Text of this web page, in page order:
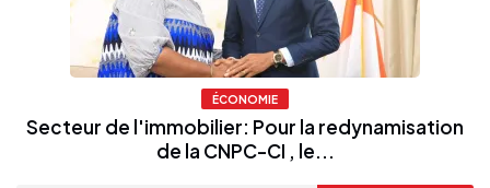
ÉCONOMIE
Secteur de l'immobilier: Pour la redynamisation
de la CNPC-CI , le...